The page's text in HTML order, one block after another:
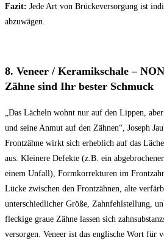
Fazit: Jede Art von Brückeversorgung ist
abzuwägen.
8. Veneer / Keramikschale –
Zähne sind Ihr bester Schmuck
„Das Lächeln wohnt nur auf den Lippen,
und seine Anmut auf den Zähnen“, Joseph
Frontzähne wirkt sich erheblich auf das
aus. Kleinere Defekte (z.B. ein
einem Unfall), Formkorrekturen im
Lücke zwischen den Frontzähnen, alte
unterschiedlicher Größe, Zahnfehlstellung,
fleckige graue Zähne lassen sich
versorgen. Veneer ist das englische Wort für